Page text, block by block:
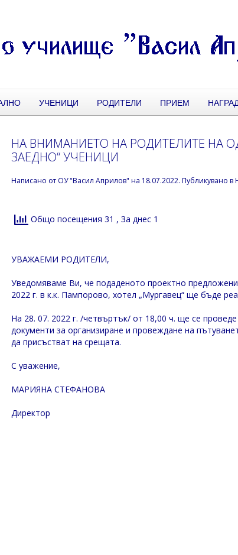
УЧЕНИЦИ РОДИТЕЛИ ПРИЕМ
НА ВНИМАНИЕТО НА РОДИТЕЛИТЕ НА
ЗАЕДНО“ УЧЕНИЦИ
Написано от ОУ "Васил Априлов" на 18.07.2022. Публикувано в
Общо посещения 31 , За днес 1
УВАЖАЕМИ РОДИТЕЛИ,
Уведомяваме Ви, че подаденото проектно
2022 г. в к.к. Пампорово, хотел „Мургавец“ ще бъде
На 28. 07. 2022 г. /четвъртък/ от 18,00 ч. ще се
документи за организиране и провеждане на
да присъстват на срещата.
С уважение,
МАРИЯНА СТЕФАНОВА
Директор